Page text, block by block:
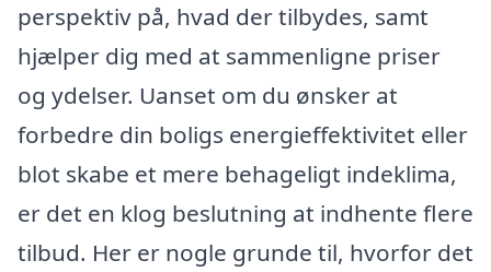
perspektiv på, hvad der tilbydes, samt
hjælper dig med at sammenligne priser
og ydelser. Uanset om du ønsker at
forbedre din boligs energieffektivitet eller
blot skabe et mere behageligt indeklima,
er det en klog beslutning at indhente flere
tilbud. Her er nogle grunde til, hvorfor det